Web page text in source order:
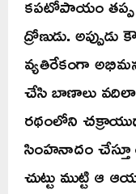
ద్రోణుడు.
వ్యతిరేకంగా
చేసి బాణాలు
రథంలోని
సింహనాదం చేస్తూ
చుట్టు ముట్టి ఆ